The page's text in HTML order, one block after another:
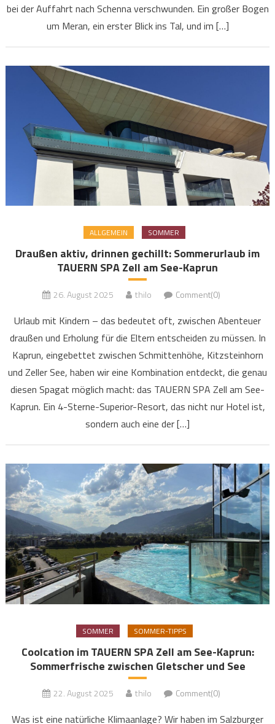
bei der Auffahrt nach Schenna verschwunden. Ein großer Bogen
um Meran, ein erster Blick ins Tal, und im […]
ALLGEMEIN SOMMER
Draußen aktiv, drinnen gechillt: Sommerurlaub im
TAUERN SPA Zell am See-Kaprun
26. August 2025 thilo Comment(0)
Urlaub mit Kindern – das bedeutet oft, zwischen Abenteuer
draußen und Erholung für die Eltern entscheiden zu müssen. In
Kaprun, eingebettet zwischen Schmittenhöhe, Kitzsteinhorn
und Zeller See, haben wir eine Kombination entdeckt, die genau
diesen Spagat möglich macht: das TAUERN SPA Zell am See-
Kaprun. Ein 4-Sterne-Superior-Resort, das nicht nur Hotel ist,
sondern auch eine der […]
SOMMER SOMMER-TIPPS
Coolcation im TAUERN SPA Zell am See-Kaprun:
Sommerfrische zwischen Gletscher und See
22. August 2025 thilo Comment(0)
Was ist eine natürliche Klimaanlage? Wir haben im Salzburger